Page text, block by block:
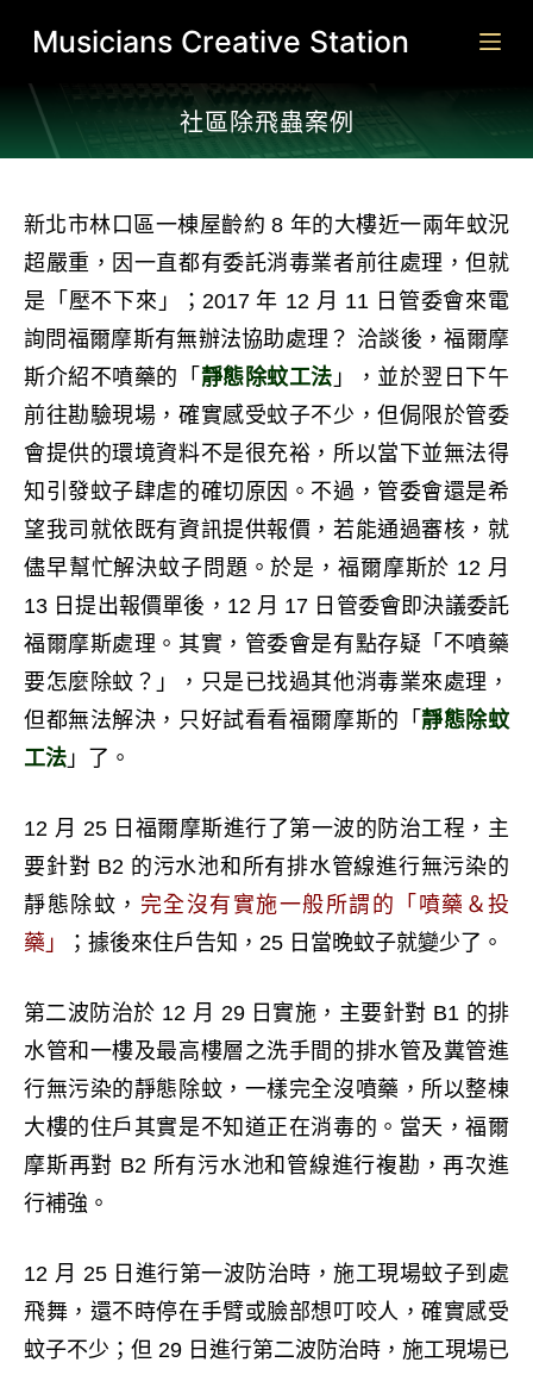
跳
主
要
內
Musicians Creative Station
社區除飛蟲案例​
新北市林口區一棟屋齡約 8 年的大樓近一兩年蚊況
超嚴重，因一直都有委託消毒業者前往處理，但就
是「壓不下來」；2017 年 12 月 11 日管委會來電
詢問福爾摩斯有無辦法協助處理？ 洽談後，福爾摩
斯介紹不噴藥的「 靜態除蚊工法 」，並於翌日下午
前往勘驗現場，確實感受蚊子不少，但侷限於管委
會提供的環境資料不是很充裕，所以當下並無法得
知引發蚊子肆虐的確切原因。不過，管委會還是希
望我司就依既有資訊提供報價，若能通過審核，就
儘早幫忙解決蚊子問題。於是，福爾摩斯於 12 月
13 日提出報價單後，12 月 17 日管委會即決議委託
福爾摩斯處理。其實，管委會是有點存疑「不噴藥
要怎麼除蚊？」，只是已找過其他消毒業來處理，
但都無法解決，只好試看看福爾摩斯的「靜態除蚊
工法 」了。
12 月 25 日福爾摩斯進行了第一波的防治工程，主
要針對 B2 的污水池和所有排水管線進行無污染的
靜態除蚊， 完全沒有實施一般所謂的「噴藥＆投
藥」
；據後來住戶告知，25 日當晚蚊子就變少了。
第二波防治於 12 月 29 日實施，主要針對 B1 的排
水管和一樓及最高樓層之洗手間的排水管及糞管進
行無污染的靜態除蚊，一樣完全沒噴藥，所以整棟
大樓的住戶其實是不知道正在消毒的。當天，福爾
摩斯再對 B2 所有污水池和管線進行複勘，再次進
行補強。
12 月 25 日進行第一波防治時，施工現場蚊子到處
飛舞，還不時停在手臂或臉部想叮咬人，確實感受
蚊子不少；但 29 日進行第二波防治時，施工現場已